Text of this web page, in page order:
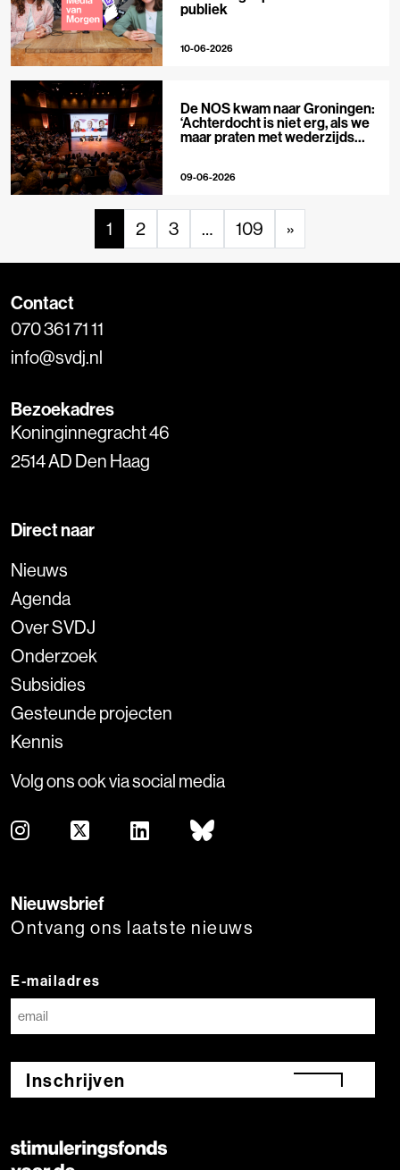
publiek
10-06-2026
De NOS kwam naar Groningen:
‘Achterdocht is niet erg, als we
maar praten met wederzijds
09-06-2026
1 2 3 … 109 »
Contact
070 361 71 11
info@svdj.nl
Bezoekadres
Koninginnegracht 46
2514 AD Den Haag
Direct naar
Nieuws
Agenda
Over SVDJ
Onderzoek
Subsidies
Gesteunde projecten
Kennis
Volg ons ook via social media
Nieuwsbrief
Ontvang ons laatste nieuws
E-mailadres
Inschrijven